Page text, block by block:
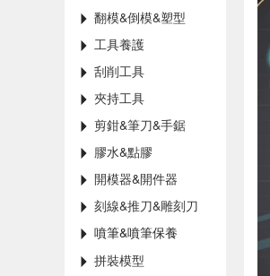
翻模&倒模&塑型
工具養護
刮削工具
夾持工具
剪鉗&筆刀&手鋸
膠水&點膠
開模器&開件器
刻線&推刀&雕刻刀
噴筆&噴筆保養
拼裝模型